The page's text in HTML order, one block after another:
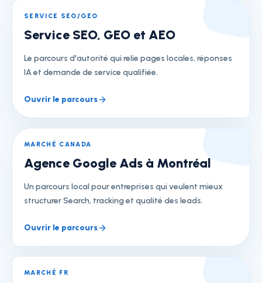
SERVICE SEO/GEO
Service SEO, GEO et AEO
Le parcours d'autorité qui relie pages locales, réponses
IA et demande de service qualifiée.
Ouvrir le parcours
MARCHÉ CANADA
Agence Google Ads à Montréal
Un parcours local pour entreprises qui veulent mieux
structurer Search, tracking et qualité des leads.
Ouvrir le parcours
MARCHÉ FR